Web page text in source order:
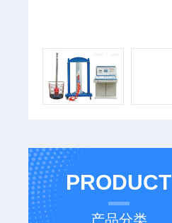
PRODUCT
产品分类